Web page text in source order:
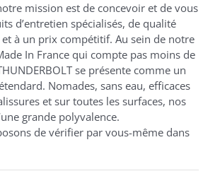
mission est de concevoir et de vous
d’entretien spécialisés, de qualité
à un prix compétitif. Au sein de notre
In France qui compte pas moins de
se présente comme un
Nomades, sans eau, efficaces
et sur toutes les surfaces, nos
grande polyvalence.
de vérifier par vous-même dans